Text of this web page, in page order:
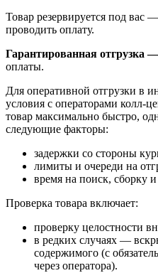
Товар резервируется под вас
проводить оплату.
Гарантированная отгрузка
оплаты.
Для оперативной отгрузки в
условия с операторами
товар максимально быстро,
следующие факторы:
задержки со стороны
лимиты и очереди на
время на поиск, сборку
Проверка товара включает:
проверку целостности
в редких случаях —
содержимого (с
через оператора).